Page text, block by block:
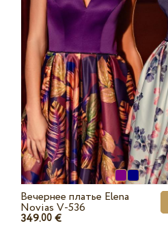
Вечернее платье Elena
Novias V-536
349.00 €